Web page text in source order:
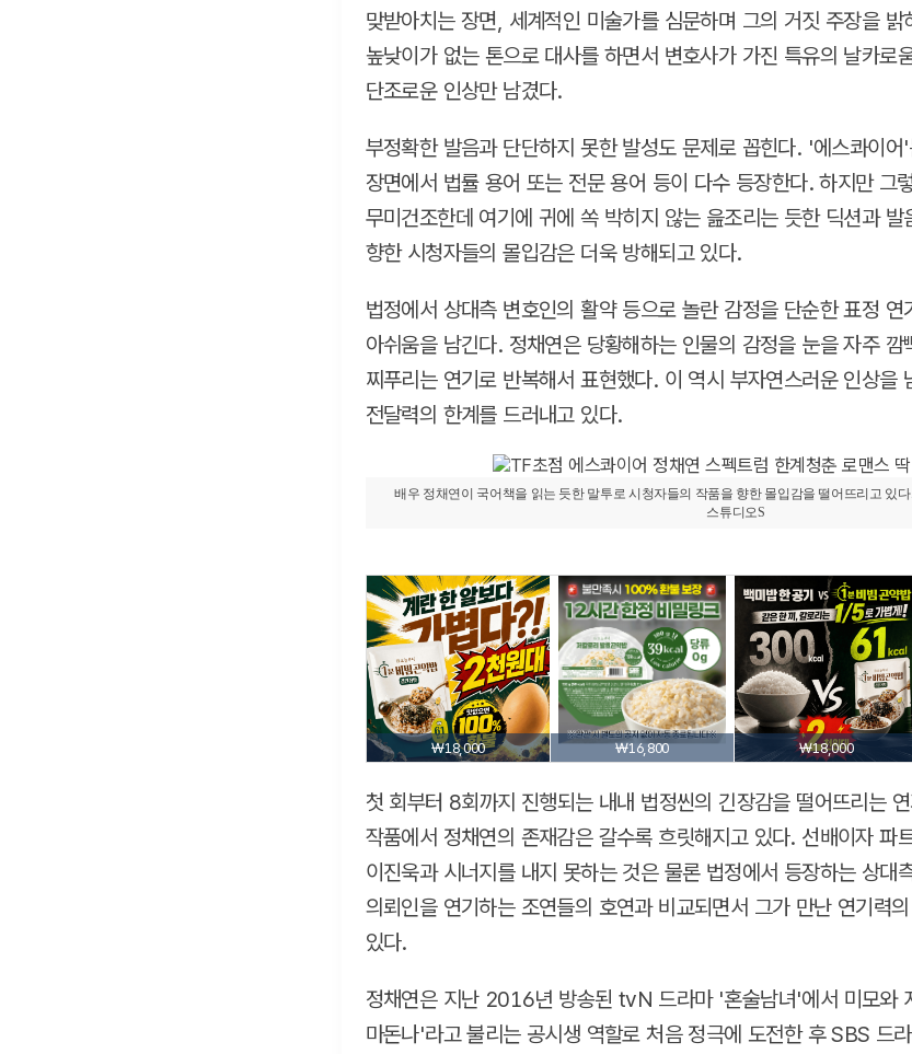
맞받아치는 장면, 세계적인 미술가를 심문하며 그의 거짓 주장을 밝
높낮이가 없는 톤으로 대사를 하면서 변호사가 가진 특유의 날카로
단조로운 인상만 남겼다.
부정확한 발음과 단단하지 못한 발성도 문제로 꼽힌다. '에스콰이
장면에서 법률 용어 또는 전문 용어 등이 다수 등장한다. 하지만 그
무미건조한데 여기에 귀에 쏙 박히지 않는 읊조리는 듯한 딕션과 발
향한 시청자들의 몰입감은 더욱 방해되고 있다.
법정에서 상대측 변호인의 활약 등으로 놀란 감정을 단순한 표정 연
아쉬움을 남긴다. 정채연은 당황해하는 인물의 감정을 눈을 자주 깜
찌푸리는 연기로 반복해서 표현했다. 이 역시 부자연스러운 인상을
전달력의 한계를 드러내고 있다.
배우 정채연이 국어책을 읽는 듯한 말투로 시청자들의 작품을 향한 몰입감을 떨어뜨리고 있
스튜디오S
₩18,000 ₩16,800 ₩18,000
첫 회부터 8회까지 진행되는 내내 법정씬의 긴장감을 떨어뜨리는
작품에서 정채연의 존재감은 갈수록 흐릿해지고 있다. 선배이자 파
이진욱과 시너지를 내지 못하는 것은 물론 법정에서 등장하는 상대
의뢰인을 연기하는 조연들의 호연과 비교되면서 그가 만난 연기력
있다.
정채연은 지난 2016년 방송된 tvN 드라마 '혼술남녀'에서 미모와
마돈나'라고 불리는 공시생 역할로 처음 정극에 도전한 후 SBS 드